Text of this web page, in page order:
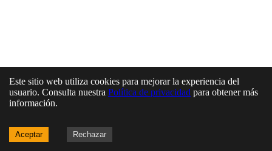
Este sitio web utiliza cookies para mejorar la experiencia del
usuario. Consulta nuestra Política de privacidad para obtener más
información.
Aceptar Rechazar